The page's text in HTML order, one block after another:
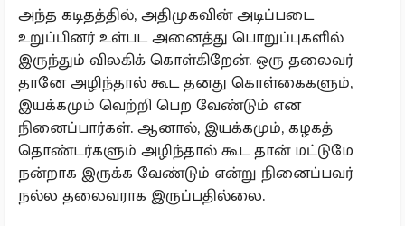
அந்த கடிதத்தில், அதிமுகவின் அடிப்படை
உறுப்பினர் உள்பட அனைத்து பொறுப்புகளில்
இருந்தும் விலகிக் கொள்கிறேன். ஒரு தலைவர்
தானே அழிந்தால் கூட தனது கொள்கைகளும்,
இயக்கமும் வெற்றி பெற வேண்டும் என
நினைப்பார்கள். ஆனால், இயக்கமும், கழகத்
தொண்டர்களும் அழிந்தால் கூட தான் மட்டுமே
நன்றாக இருக்க வேண்டும் என்று நினைப்பவர்
நல்ல தலைவராக இருப்பதில்லை.